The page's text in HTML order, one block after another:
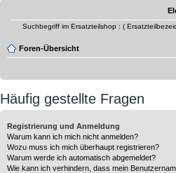
Suchbegriff im Ersatzteilshop : (
Foren-Übersicht
Häufig gestellte Fragen
Registrierung und Anmeldung
Warum kann ich mich nicht anmelden?
Wozu muss ich mich überhaupt registrieren?
Warum werde ich automatisch abgemeldet?
Wie kann ich verhindern, dass mein